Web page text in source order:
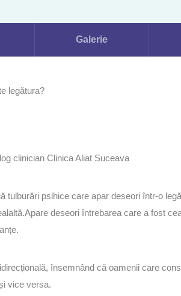
Galerie
legătura?
clinician Clinica Aliat Suceava
tulburări psihice care apar deseori într-o
deseori întrebarea care a fost
însemnând că oamenii care
vice versa.